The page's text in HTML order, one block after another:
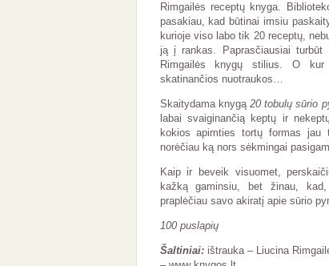
Rimgailės receptų knyga.
pasakiau, kad būtinai imsiu
kurioje viso labo tik 20 receptų,
ją į rankas. Paprasčiausiai
Rimgailės knygų stilius. O
skatinančios nuotraukos…
Skaitydama knygą 20 tobulų sūrio
labai svaiginančią keptų ir
kokios apimties tortų formas
norėčiau ką nors sėkmingai
Kaip ir beveik visuomet,
kažką gaminsiu, bet žinau,
praplėčiau savo akiratį apie sūrio
100 puslapių
Šaltiniai:ištrauka – Liucina